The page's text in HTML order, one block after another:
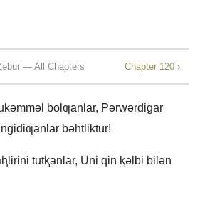
— All Chapters Chapter 120 ›
bǝhtliktur!
tutⱪanlar, Uni qin ⱪǝlbi bilǝn